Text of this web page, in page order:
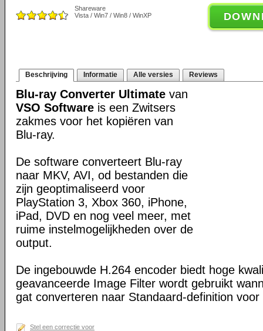
Shareware
Vista / Win7 / Win8 / WinXP
Beschrijving Informatie Alle versies Reviews
Blu-ray Converter Ultimate van
VSO Software is een Zwitsers
zakmes voor het kopiëren van
Blu-ray.
De software converteert Blu-ray
naar MKV, AVI, od bestanden die
zijn geoptimaliseerd voor
PlayStation 3, Xbox 360, iPhone,
iPad, DVD en nog veel meer, met
ruime instelmogelijkheden over de
output.
De ingebouwde H.264 encoder biedt hoge
geavanceerde Image Filter wordt gebruikt
gat converteren naar Standaard-definition
Stel een correctie voor